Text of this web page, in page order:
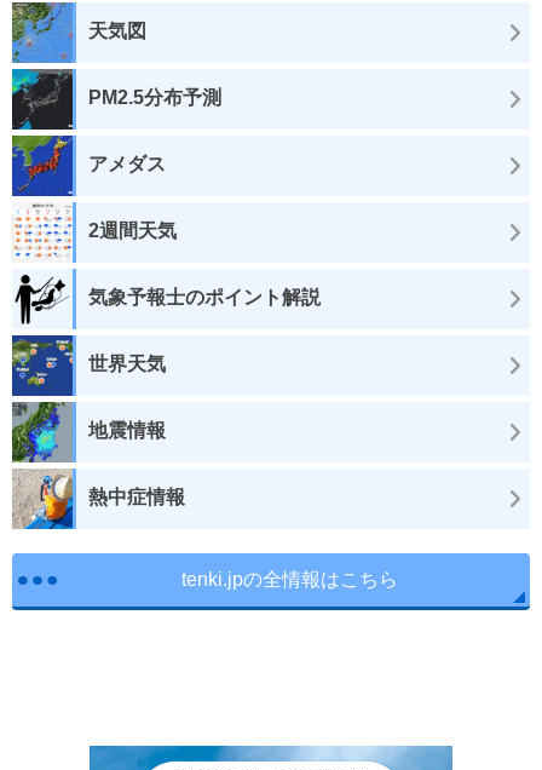
天気図
PM2.5分布予測
アメダス
2週間天気
気象予報士のポイント解説
世界天気
地震情報
熱中症情報
tenki.jpの全情報はこちら